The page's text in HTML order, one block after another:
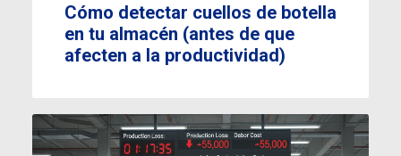
Cómo detectar cuellos de botella
en tu almacén (antes de que
afecten a la productividad)